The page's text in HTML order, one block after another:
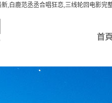
,白鹿范丞丞合唱狂恋,三线轮回电影完
首頁